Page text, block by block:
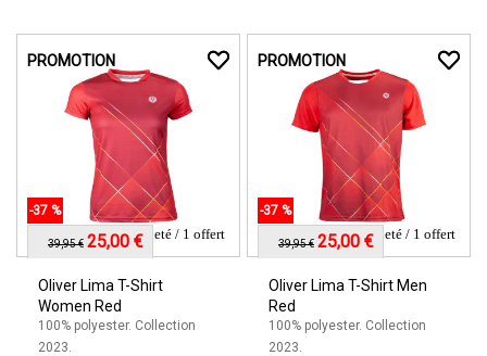
PROMOTION
1 acheté / 1 offert
Oliver Lima T-Shirt
Women Red
100% polyester. Collection
2023.
-37 %
39,95 € 25,00 €
PROMOTION
1 acheté / 1 offert
Oliver Lima T-Shirt Men
Red
100% polyester. Collection
2023.
-37 %
39,95 € 25,00 €